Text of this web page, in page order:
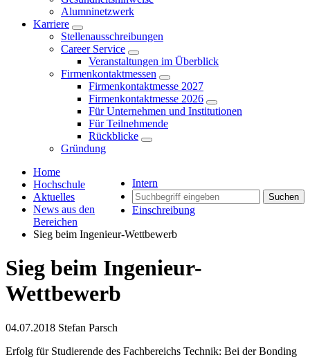
Alumninetzwerk
Karriere
Stellenausschreibungen
Career Service
Veranstaltungen im Überblick
Firmenkontaktmessen
Firmenkontaktmesse 2027
Firmenkontaktmesse 2026
Für Unternehmen und Institutionen
Für Teilnehmende
Rückblicke
Gründung
Intern
Suchen
Einschreibung
Home
Hochschule
Aktuelles
News aus den
Bereichen
Sieg beim Ingenieur-Wettbewerb
Sieg beim Ingenieur-
Wettbewerb
04.07.2018 Stefan Parsch
Erfolg für Studierende des Fachbereichs Technik: Bei der Bonding